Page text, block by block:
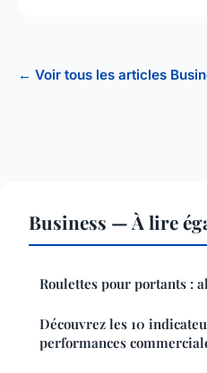
← Voir tous les articles
Business — À lire
Roulettes pour portants :
Découvrez les 10
performances